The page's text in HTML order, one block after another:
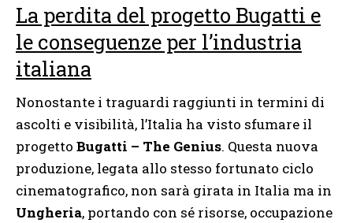
La perdita del progetto Bugatti e
le conseguenze per l’industria
italiana
Nonostante i traguardi raggiunti in termini di
ascolti e visibilità, l’Italia ha visto sfumare il
progetto Bugatti – The Genius. Questa nuova
produzione, legata allo stesso fortunato ciclo
cinematografico, non sarà girata in Italia ma in
Ungheria, portando con sé risorse, occupazione